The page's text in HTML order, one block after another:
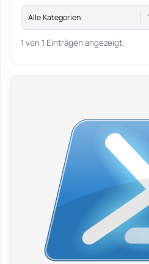
Alle Kategorien
1 von 1 Einträgen angezeigt.